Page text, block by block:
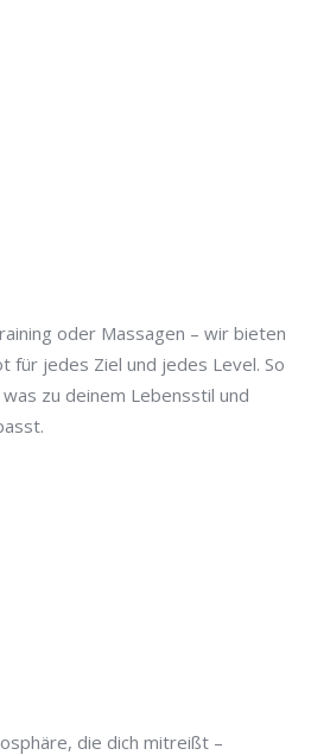
oder Massagen – wir bieten
für jedes Ziel und jedes Level. So
zu deinem Lebensstil und
die dich mitreißt –